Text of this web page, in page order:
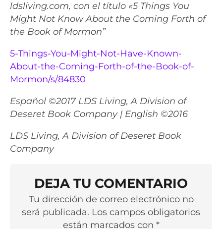
ldsliving.com, con el título «5 Things You
Might Not Know About the Coming Forth of
the Book of Mormon”
5-Things-You-Might-Not-Have-Known-
About-the-Coming-Forth-of-the-Book-of-
Mormon/s/84830
Español ©2017 LDS Living, A Division of
Deseret Book Company | English ©2016
LDS Living, A Division of Deseret Book
Company
DEJA TU COMENTARIO
Tu dirección de correo electrónico no
será publicada. Los campos obligatorios
están marcados con *